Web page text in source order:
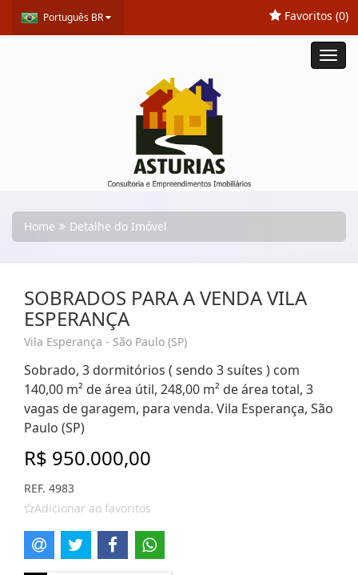
Português BR Favoritos (0)
Home Detalhe do Imóvel
SOBRADOS PARA A VENDA VILA
ESPERANÇA
Vila Esperança - São Paulo (SP)
Sobrado, 3 dormitórios ( sendo 3 suítes ) com
140,00 m² de área útil, 248,00 m² de área total, 3
vagas de garagem, para venda. Vila Esperança, São
Paulo (SP)
R$ 950.000,00
REF. 4983
Adicionar ao favoritos